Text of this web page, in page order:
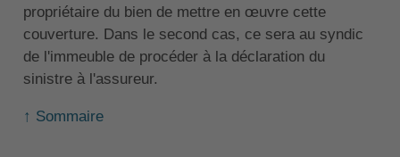
propriétaire du bien de mettre en œuvre cette
couverture. Dans le second cas, ce sera au syndic
de l'immeuble de procéder à la déclaration du
sinistre à l'assureur.
↑ Sommaire